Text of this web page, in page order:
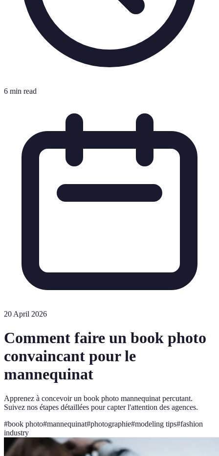
6 min read
20 April 2026
Comment faire un book photo
convaincant pour le
mannequinat
Apprenez à concevoir un book photo mannequinat percutant.
Suivez nos étapes détaillées pour capter l'attention des agences.
#book photo#mannequinat#photographie#modeling tips#fashion
industry